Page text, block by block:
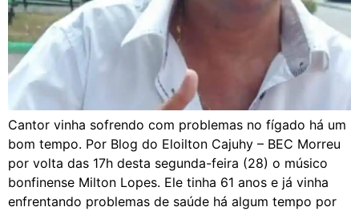
Cantor vinha sofrendo com problemas no fígado há um
bom tempo. Por Blog do Eloilton Cajuhy – BEC Morreu
por volta das 17h desta segunda-feira (28) o músico
bonfinense Milton Lopes. Ele tinha 61 anos e já vinha
enfrentando problemas de saúde há algum tempo por